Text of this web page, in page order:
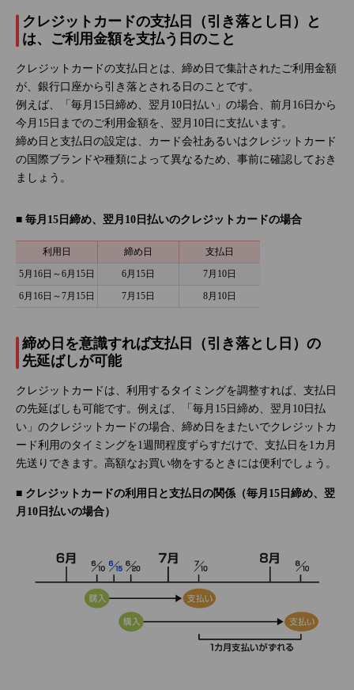
クレジットカードの支払日（引き落とし日）と
は、ご利用金額を支払う日のこと
クレジットカードの支払日とは、締め日で集計されたご利用金額
が、銀行口座から引き落とされる日のことです。
例えば、「毎月15日締め、翌月10日払い」の場合、前月16日から
今月15日までのご利用金額を、翌月10日に支払います。
締め日と支払日の設定は、カード会社あるいはクレジットカード
の国際ブランドや種類によって異なるため、事前に確認しておき
ましょう。
■ 毎月15日締め、翌月10日払いのクレジットカードの場合
利用日 締め日
支払日
5月16日～6月15日
6月15日
7月10日
6月16日～7月15日
7月15日 8月10日
締め日を意識すれば支払日（引き落とし日）の
先延ばしが可能
クレジットカードは、利用するタイミングを調整すれば、支払日
の先延ばしも可能です。例えば、「毎月15日締め、翌月10日払
い」のクレジットカードの場合、締め日をまたいでクレジットカ
ード利用のタイミングを1週間程度ずらすだけで、支払日を1カ月
先送りできます。高額なお買い物をするときには便利でしょう。
■ クレジットカードの利用日と支払日の関係（毎月15日締め、翌
月10日払いの場合）